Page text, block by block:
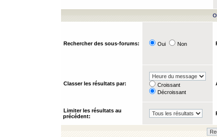
Rechercher des sous-forums: Oui Non
Classer les résultats par:
Croissant
Décroissant
Limiter les résultats au
précédent: